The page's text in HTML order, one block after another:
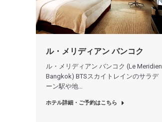
ル・メリディアン バンコク
ル・メリディアン バンコク (Le Meridien
Bangkok) BTSスカイトレインのサラデ
ーン駅や地…
ホテル詳細・ご予約はこちら